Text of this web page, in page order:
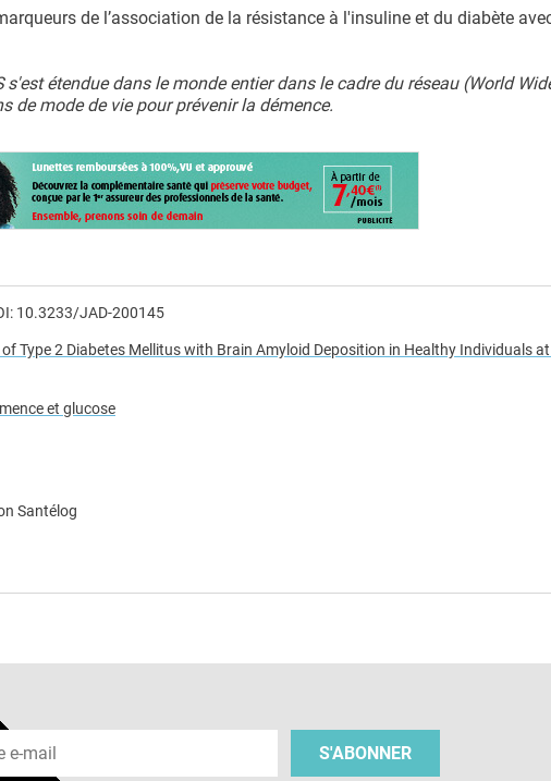
de l’association de la résistance à l'insuline et du diabète
s'est étendue dans le monde entier dans le cadre du réseau (World
de mode de vie pour prévenir la démence.
10.3233/JAD-200145
Type 2 Diabetes Mellitus with Brain Amyloid Deposition in Healthy Individuals
et glucose
Santélog
e-mail
S'ABONNER